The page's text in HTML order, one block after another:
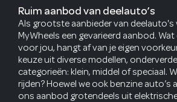
Ruim aanbod van deelauto’s
Als grootste aanbieder van deelauto's
MyWheels een gevarieerd aanbod.
voor jou, hangt af van je eigen
keuze uit diverse modellen,
categorieën: klein, middel of speciaal.
rijden? Hoewel we ook benzine auto’s
ons aanbod grotendeels uit